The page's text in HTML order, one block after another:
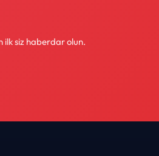
ilk siz haberdar olun.